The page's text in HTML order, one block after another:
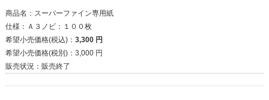
商品名： スーパーファイン専用紙
仕様： Ａ３ノビ：１００枚
希望小売価格(税込)： 3,300 円
希望小売価格(税別)： 3,000 円
販売状況： 販売終了